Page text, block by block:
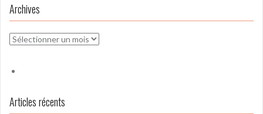
Archives
Archives
Articles récents